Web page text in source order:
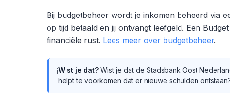
Bij budgetbeheer wordt je inkomen beheerd via
op tijd betaald en jij ontvangt leefgeld. Een
financiële rust. Lees meer over budgetbeheer.
ℹ️Wist je dat? Wist je dat de Stadsbank Oost
helpt te voorkomen dat er nieuwe schulden ontstaan?